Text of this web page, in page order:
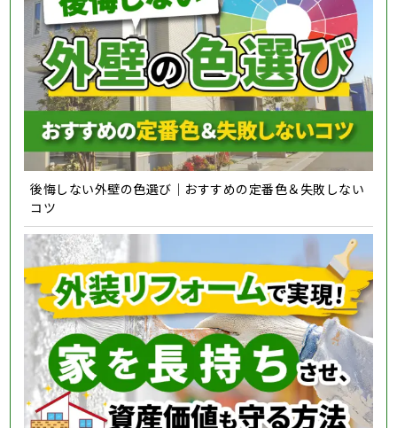
後悔しない外壁の色選び｜おすすめの定番色＆失敗しない
コツ